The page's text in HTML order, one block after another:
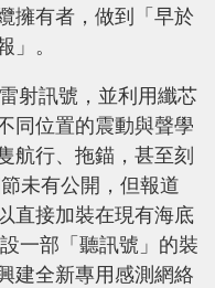
擁有者，做到「早於
。
射訊號，並利用纖芯
同位置的震動與聲學
航行、拖錨，甚至刻
未有公開，但報道
直接加裝在現有海底
一部「聽訊號」的裝
建全新專用感測網絡